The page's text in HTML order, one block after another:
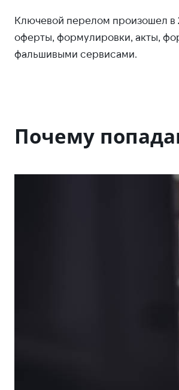
Ключевой перелом произошел в
оферты, формулировки, акты,
фальшивыми сервисами.
Почему